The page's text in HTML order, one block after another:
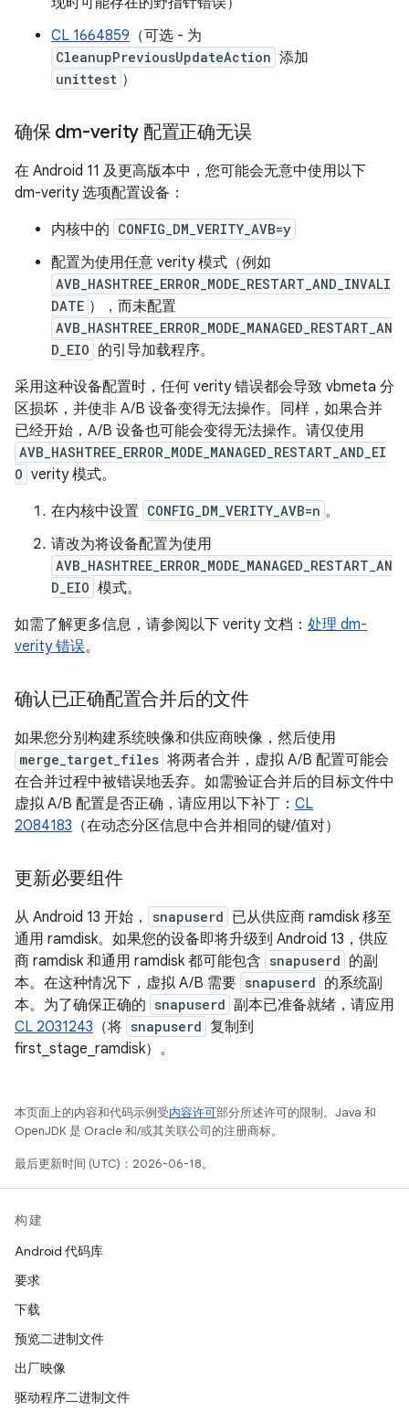
CL 1664859 （可选 - 为
CleanupPreviousUpdateAction 添加
unittest ）
确保 dm-verity 配置正确无误
在 Android 11 及更高版本中，您可能会无意中使用以下
dm-verity 选项配置设备：
内核中的 CONFIG_DM_VERITY_AVB=y
配置为使用任意 verity 模式（例如
AVB_HASHTREE_ERROR_MODE_RESTART_AND_INVALI
DATE ），而未配置
AVB_HASHTREE_ERROR_MODE_MANAGED_RESTART_AN
D_EIO 的引导加载程序。
采用这种设备配置时，任何 verity 错误都会导致 vbmeta 分
区损坏，并使非 A/B 设备变得无法操作。同样，如果合并
已经开始，A/B 设备也可能会变得无法操作。请仅使用
AVB_HASHTREE_ERROR_MODE_MANAGED_RESTART_AND_EI
O verity 模式。
在内核中设置 CONFIG_DM_VERITY_AVB=n 。
请改为将设备配置为使用
AVB_HASHTREE_ERROR_MODE_MANAGED_RESTART_AN
D_EIO 模式。
如需了解更多信息，请参阅以下 verity 文档： 处理 dm-
verity 错误。
确认已正确配置合并后的文件
如果您分别构建系统映像和供应商映像，然后使用
merge_target_files 将两者合并，虚拟 A/B 配置可能会
在合并过程中被错误地丢弃。如需验证合并后的目标文件中
虚拟 A/B 配置是否正确，请应用以下补丁： CL
2084183 （在动态分区信息中合并相同的键/值对）
更新必要组件
从 Android 13 开始， snapuserd 已从供应商 ramdisk 移至
通用 ramdisk。如果您的设备即将升级到 Android 13，供应
商 ramdisk 和通用 ramdisk 都可能包含 snapuserd 的副
本。在这种情况下，虚拟 A/B 需要 snapuserd 的系统副
本。为了确保正确的 snapuserd 副本已准备就绪，请应用
CL 2031243 （将 snapuserd 复制到
first_stage_ramdisk）。
本页面上的内容和代码示例受内容许可部分所述许可的限制。Java 和
OpenJDK 是 Oracle 和/或其关联公司的注册商标。
最后更新时间 (UTC)：2026-06-18。
构建
Android 代码库
要求
下载
预览二进制文件
出厂映像
驱动程序二进制文件